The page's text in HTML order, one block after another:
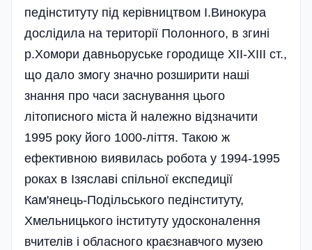
педінституту під керівництвом І.Винокура
дослідила на території Полонного, в згині
р.Хомори давньоруське городище ХІІ-ХІІІ ст.,
що дало змогу значно розширити наші
знання про часи заснування цього
літописного міста й належно відзначити
1995 року його 1000-ліття. Такою ж
ефективною виявилась робота у 1994-1995
роках в Ізяславі спільної експедиції
Кам'янець-Подільського педінституту,
Хмельницького інституту удосконалення
вчителів і обласного краєзнавчого музею